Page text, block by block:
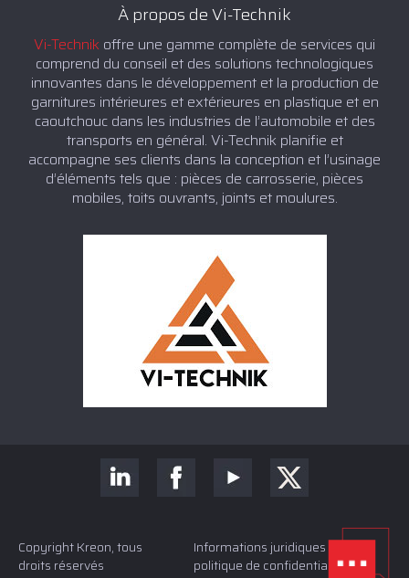
À propos de Vi-Technik
Vi-Technik offre une gamme complète de services qui
comprend du conseil et des solutions technologiques
innovantes dans le développement et la production de
garnitures intérieures et extérieures en plastique et en
caoutchouc dans les industries de l’automobile et des
transports en général. Vi-Technik planifie et
accompagne ses clients dans la conception et l’usinage
d’éléments tels que : pièces de carrosserie, pièces
mobiles, toits ouvrants, joints et moulures.
Copyright Kreon, tous
droits réservés
Informations juridiques et
politique de confidentialité